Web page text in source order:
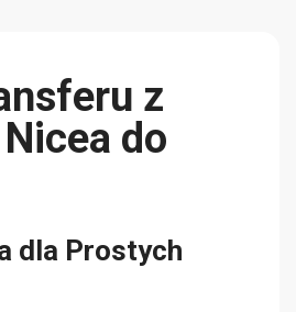
z
do
dla Prostych